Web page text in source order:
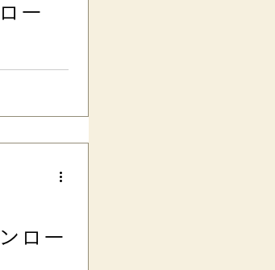
「助け
ー
使い方解説
声の筋肉
たりするこ
どが良い
っていま
ロー